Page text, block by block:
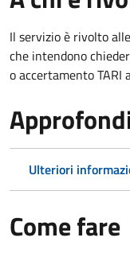
Il servizio è rivolto
che intendono
o accertamento TARI
Ulteriori
Come fare